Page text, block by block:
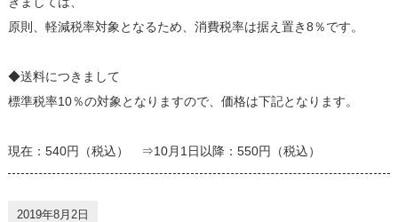
原則、軽減税率対象となるため、消費税率は据え置き8％です。
◆送料につきまして
標準税率10％の対象となりますので、価格は下記となります。
現在：540円（税込） ⇒10月1日以降：550円（税込）
2019年8月2日